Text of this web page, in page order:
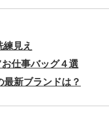
見え
仕事バッグ４選
新ブランドは？